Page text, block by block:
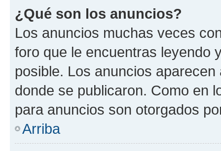
¿Qué son los anuncios?
Los anuncios muchas veces
foro que le encuentras leyendo
posible. Los anuncios
donde se publicaron. Como en
para anuncios son otorgados
Arriba